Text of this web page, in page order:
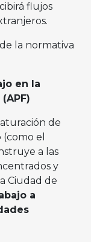
flujos
la normativa
en la
de
el
a las
y
Ciudad de
a